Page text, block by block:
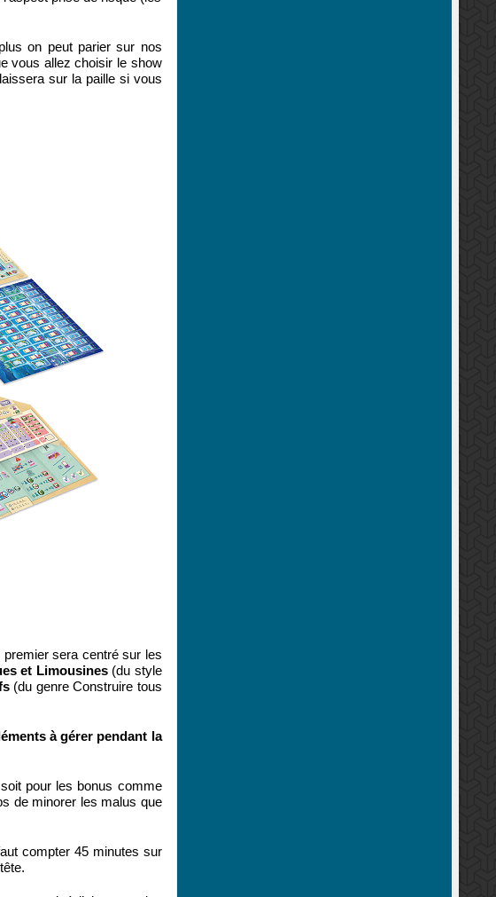
on peut parier sur nos
vous allez choisir le show
sur la paille si vous
premier sera centré sur les
et Limousines(du style
(du genre Construire tous
à gérer pendant la
pour les bonus comme
de minorer les malus que
compter 45 minutes sur